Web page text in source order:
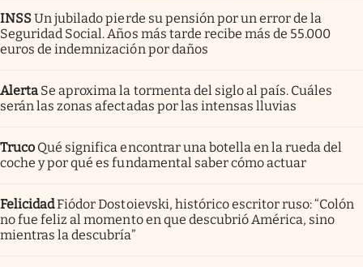
INSSUn jubilado pierde su pensión por un error de la
Seguridad Social. Años más tarde recibe más de 55.000
euros de indemnización por daños
Alerta Se aproxima la tormenta del siglo al país. Cuáles
serán las zonas afectadas por las intensas lluvias
Truco Qué significa encontrar una botella en la rueda del
coche y por qué es fundamental saber cómo actuar
FelicidadFiódor Dostoievski, histórico escritor ruso: “Colón
no fue feliz al momento en que descubrió América, sino
mientras la descubría”